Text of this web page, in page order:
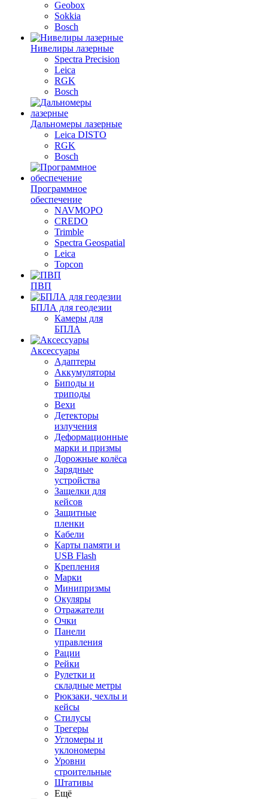
Geobox
Sokkia
Bosch
Нивелиры лазерные
Spectra Precision
Leica
RGK
Bosch
Дальномеры лазерные
Leica DISTO
RGK
Bosch
Программное
обеспечение
NAVMOPO
CREDO
Trimble
Spectra Geospatial
Leica
Topcon
ПВП
БПЛА для геодезии
Камеры для
БПЛА
Аксессуары
Адаптеры
Аккумуляторы
Биподы и
триподы
Вехи
Детекторы
излучения
Деформационные
марки и призмы
Дорожные колёса
Зарядные
устройства
Защелки для
кейсов
Защитные
пленки
Кабели
Карты памяти и
USB Flash
Крепления
Марки
Минипризмы
Окуляры
Отражатели
Очки
Панели
управления
Рации
Рейки
Рулетки и
складные метры
Рюкзаки, чехлы и
кейсы
Стилусы
Трегеры
Угломеры и
уклономеры
Уровни
строительные
Штативы
Ещё